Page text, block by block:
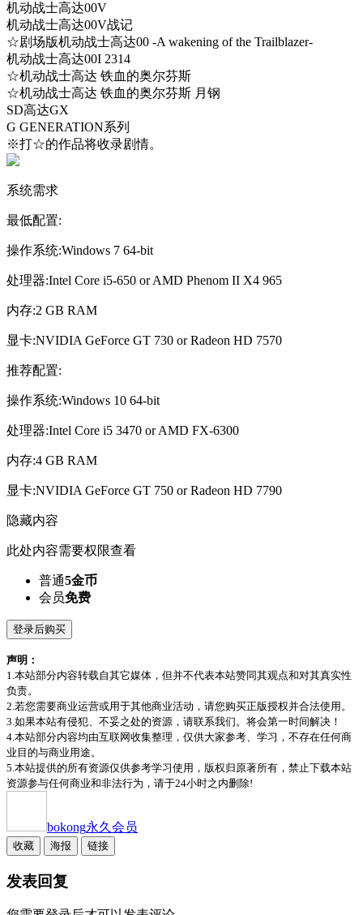
机动战士高达00V
机动战士高达00V战记
☆剧场版机动战士高达00 -A wakening of the Trailblazer-
机动战士高达00I 2314
☆机动战士高达 铁血的奥尔芬斯
☆机动战士高达 铁血的奥尔芬斯 月钢
SD高达GX
G GENERATION系列
※打☆的作品将收录剧情。
系统需求
最低配置:
操作系统:Windows 7 64-bit
处理器:Intel Core i5-650 or AMD Phenom II X4 965
内存:2 GB RAM
显卡:NVIDIA GeForce GT 730 or Radeon HD 7570
推荐配置:
操作系统:Windows 10 64-bit
处理器:Intel Core i5 3470 or AMD FX-6300
内存:4 GB RAM
显卡:NVIDIA GeForce GT 750 or Radeon HD 7790
隐藏内容
此处内容需要权限查看
普通5金币
会员免费
登录后购买
声明：
1.本站部分内容转载自其它媒体，但并不代表本站赞同其观点和对其真实性
负责。
2.若您需要商业运营或用于其他商业活动，请您购买正版授权并合法使用。
3.如果本站有侵犯、不妥之处的资源，请联系我们。将会第一时间解决！
4.本站部分内容均由互联网收集整理，仅供大家参考、学习，不存在任何商
业目的与商业用途。
5.本站提供的所有资源仅供参考学习使用，版权归原著所有，禁止下载本站
资源参与任何商业和非法行为，请于24小时之内删除!
bokong永久会员
收藏 海报 链接
发表回复